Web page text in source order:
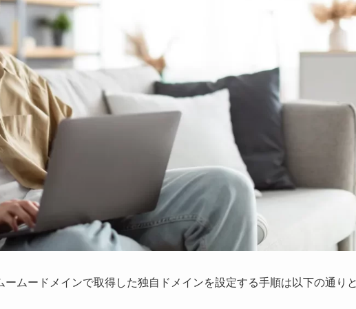
ムードメインで取得した独自ドメインを設定する手順は以下の通り